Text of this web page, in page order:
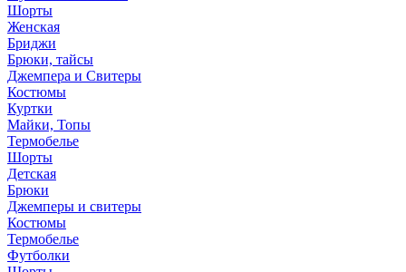
Шорты
Женская
Бриджи
Брюки, тайсы
Джемпера и Свитеры
Костюмы
Куртки
Майки, Топы
Термобелье
Шорты
Детская
Брюки
Джемперы и свитеры
Костюмы
Термобелье
Футболки